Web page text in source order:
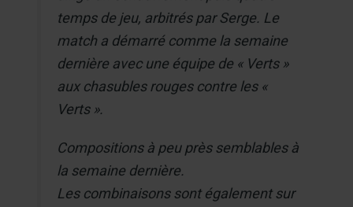
temps de jeu, arbitrés par Serge. Le
match a démarré comme la semaine
dernière avec une équipe de « Verts »
aux chasubles rouges contre les «
Verts ».
Compositions à peu près semblables à
la semaine dernière.
Les combinaisons sont également sur